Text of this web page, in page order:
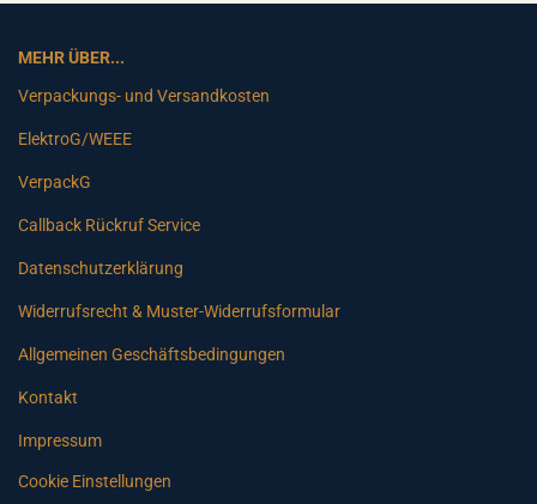
MEHR ÜBER...
Verpackungs- und Versandkosten
ElektroG/WEEE
VerpackG
Callback Rückruf Service
Datenschutzerklärung
Widerrufsrecht & Muster-Widerrufsformular
Allgemeinen Geschäftsbedingungen
Kontakt
Impressum
Cookie Einstellungen